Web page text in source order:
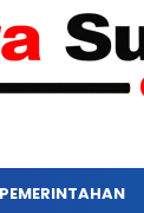
PEMERINTAHAN